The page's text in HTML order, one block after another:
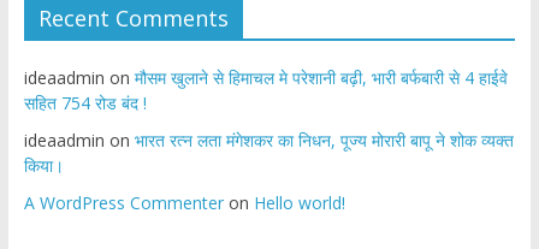
Recent Comments
ideaadmin on मौसम खुलाने से हिमाचल मे परेशानी बढ़ी, भारी बर्फबारी से 4 हाईवे
सहित 754 रोड बंद !
ideaadmin on भारत रत्न लता मंगेशकर का निधन, पूज्य मोरारी बापू ने शोक व्यक्त
किया।
A WordPress Commenteron Hello world!